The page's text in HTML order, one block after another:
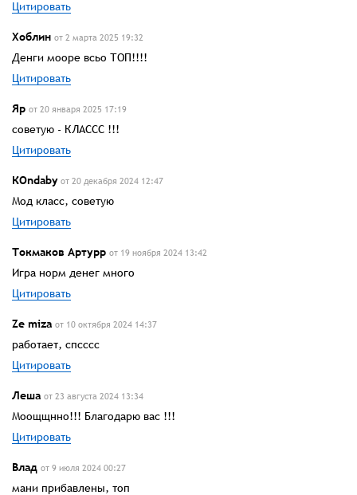
Цитировать
Хоблин от 2 марта 2025 19:32
Денги мооре всьо ТОП!!!!
Цитировать
Яр от 20 января 2025 17:19
советую - КЛАССС !!!
Цитировать
КOndaby от 20 декабря 2024 12:47
Мод класс, советую
Цитировать
Токмаков Артурр от 19 ноября 2024 13:42
Игра норм денег много
Цитировать
Ze miza от 10 октября 2024 14:37
работает, спсссс
Цитировать
Леша от 23 августа 2024 13:34
Моощщнно!!! Благодарю вас !!!
Цитировать
Влад от 9 июля 2024 00:27
мани прибавлены, топ